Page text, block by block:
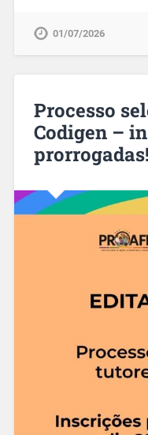
01/07/2026
Processo
Codigen –
prorrogadas!